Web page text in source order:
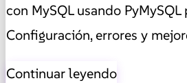
con MySQL usando PyMySQL
Configuración, errores y
Continuar leyendo